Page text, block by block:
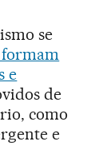
se
formam
e
de
como
e